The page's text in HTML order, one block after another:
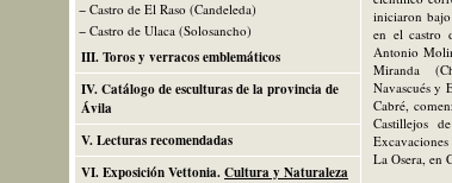
− Castro de El Raso (Candeleda)
− Castro de Ulaca (Solosancho)
III. Toros y verracos emblemáticos
IV. Catálogo de esculturas de la provincia de
Ávila
V. Lecturas recomendadas
VI. Exposición Vettonia.Cultura y Naturaleza
iniciaron
en el castro
Antonio
Miranda
Navascués y
Cabré,
Castillejos
La Osera, en